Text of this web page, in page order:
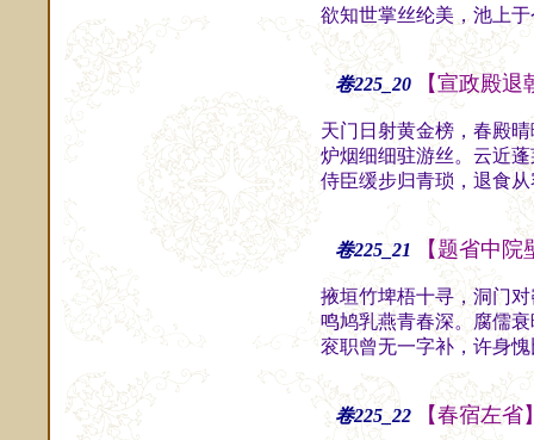
欲知世掌丝纶美，池上
卷225_20 【宣政殿
天门日射黄金榜，春殿
炉烟细细驻游丝。云近
侍臣缓步归青琐，退食
卷225_21 【题省中院
掖垣竹埤梧十寻，洞门
鸣鸠乳燕青春深。腐儒
衮职曾无一字补，许身
卷225_22 【春宿左省